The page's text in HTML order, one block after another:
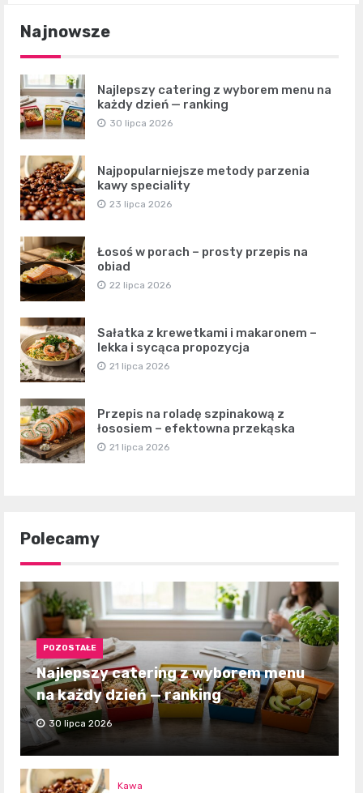
Najnowsze
Najlepszy catering z wyborem menu na
każdy dzień — ranking
30 lipca 2026
Najpopularniejsze metody parzenia
kawy speciality
23 lipca 2026
Łosoś w porach – prosty przepis na
obiad
22 lipca 2026
Sałatka z krewetkami i makaronem –
lekka i sycąca propozycja
21 lipca 2026
Przepis na roladę szpinakową z
łososiem – efektowna przekąska
21 lipca 2026
Polecamy
POZOSTAŁE
Najlepszy catering z wyborem menu
na każdy dzień — ranking
30 lipca 2026
Kawa